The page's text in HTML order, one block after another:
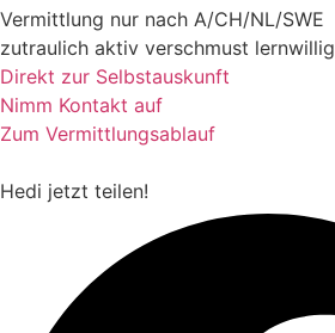
Vermittlung nur nach A/CH/NL/SWE
zutraulich aktiv verschmust lernwillig
Direkt zur Selbstauskunft
Nimm Kontakt auf
Zum Vermittlungsablauf
Hedi jetzt teilen!